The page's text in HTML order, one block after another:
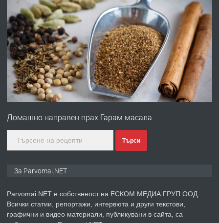
преди 1 година
ПРЕДЛАГА Работа за общи работници
преди 1 година
ПРЕДЛАГА
Първи поход "По стъпките на Ангел
преди 1 година
Домашно направен прах Гарам масала
Търси
За Parvomai.NET
Parvomai.NET е собственост на ЕСКОМ МЕДИА ГРУП ООД.
Всички статии, репортажи, интервюта и други текстови,
графични и видео материали, публикувани в сайта, са